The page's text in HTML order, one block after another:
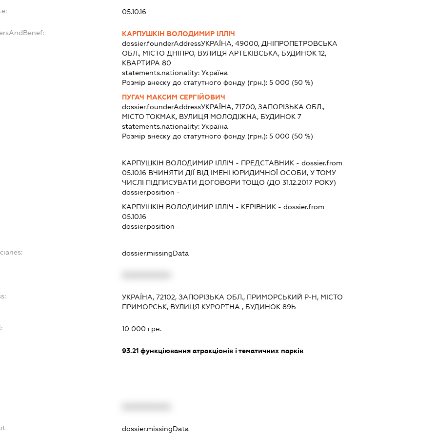
05.10.16
КАРПУШКІН ВОЛОДИМИР ІЛЛІЧ
dossier.founderAddressУКРАЇНА, 49000, ДНІПРОПЕТРОВСЬКА
ОБЛ., МІСТО ДНІПРО, ВУЛИЦЯ АРТЕКІВСЬКА, БУДИНОК 12,
КВАРТИРА 80
statements.nationality: Україна
Розмір внеску до статутного фонду (грн.): 5 000 (50 %)
ПУГАЧ МАКСИМ СЕРГІЙОВИЧ
dossier.founderAddressУКРАЇНА, 71700, ЗАПОРІЗЬКА ОБЛ.,
МІСТО ТОКМАК, ВУЛИЦЯ МОЛОДІЖНА, БУДИНОК 7
statements.nationality: Україна
Розмір внеску до статутного фонду (грн.): 5 000 (50 %)
КАРПУШКІН ВОЛОДИМИР ІЛЛІЧ - ПРЕДСТАВНИК - dossier.from
05.10.16 ВЧИНЯТИ ДІЇ ВІД ІМЕНІ ЮРИДИЧНОЇ ОСОБИ, У ТОМУ
ЧИСЛІ ПІДПИСУВАТИ ДОГОВОРИ ТОЩО (ДО 31.12.2017 РОКУ)
dossier.position -
КАРПУШКІН ВОЛОДИМИР ІЛЛІЧ - КЕРІВНИК - dossier.from
05.10.16
dossier.position -
dossier.missingData
УКРАЇНА, 72102, ЗАПОРІЗЬКА ОБЛ., ПРИМОРСЬКИЙ Р-Н, МІСТО
ПРИМОРСЬК, ВУЛИЦЯ КУРОРТНА , БУДИНОК 89Ь
10 000 грн.
93.21функціювання атракціонів і тематичних парків
dossier.missingData